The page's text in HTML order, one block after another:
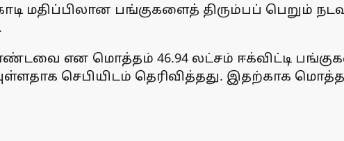
மதிப்பிலான பங்குகளைத் திரும்பப் பெறும்
என மொத்தம் 46.94 லட்சம் ஈக்விட்டி
செபியிடம் தெரிவித்தது. இதற்காக